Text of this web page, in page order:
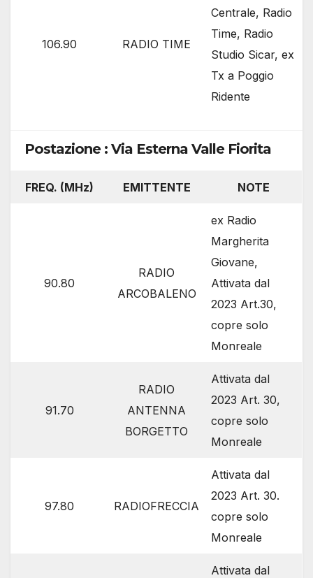
106.90 RADIO TIME
Centrale, Radio
Time, Radio
Studio Sicar, ex
Tx a Poggio
Ridente
Postazione : Via Esterna Valle Fiorita
FREQ. (MHz) EMITTENTE NOTE
90.80
RADIO
ARCOBALENO
ex Radio
Margherita
Giovane,
Attivata dal
2023 Art.30,
copre solo
Monreale
91.70
RADIO
ANTENNA
BORGETTO
Attivata dal
2023 Art. 30,
copre solo
Monreale
97.80 RADIOFRECCIA
Attivata dal
2023 Art. 30.
copre solo
Monreale
Attivata dal